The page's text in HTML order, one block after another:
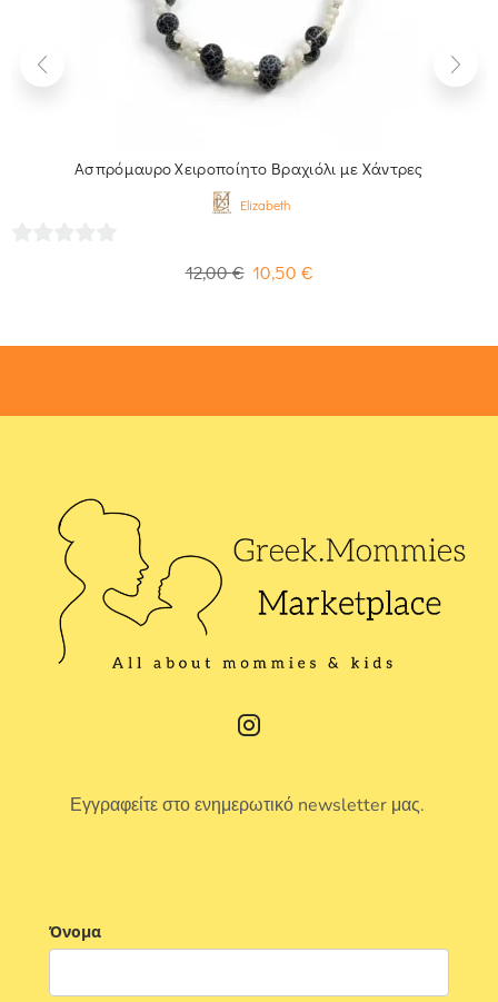
Ασπρόμαυρο Χειροποίητο Βραχιόλι με Χάντρες
Elizabeth
5
12,00€ 10,50 €
Εγγραφείτε στο ενημερωτικό newsletter μας.
Όνομα